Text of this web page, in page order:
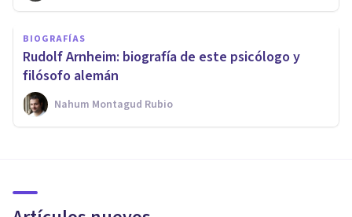
BIOGRAFÍAS
Rudolf Arnheim: biografía de este psicólogo y
filósofo alemán
Nahum Montagud Rubio